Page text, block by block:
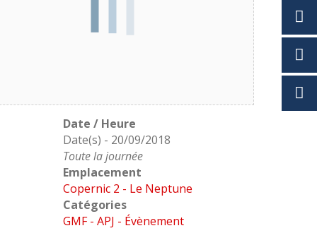
Date / Heure
Date(s) - 20/09/2018
Toute la journée
Emplacement
Copernic 2 - Le Neptune
Catégories
GMF - APJ - Évènement